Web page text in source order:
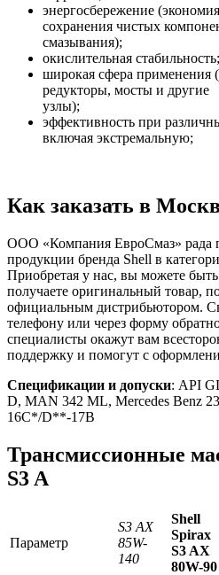
энергосбережение
сохранения чистых
смазывания);
окислительная стабильность;
широкая сфера применения
редукторы, мосты и другие
узлы);
эффективность при
включая экстремальную;
Как заказать в
ООО «Компания ЕвроСмаз» рада
продукции бренда Shell в
Приобретая у нас, вы можете
получаете оригинальный товар,
официальным дистрибьютором.
телефону или через форму
специалисты окажут вам
поддержку и помогут с
Спецификации и допуски: API
D, MAN 342 ML, Mercedes Benz
16C*/D**-17B
Трансмиссионные
S3 A
Параметр
S3 AX
85W-
140
Shell
Spirax
S3 AX
80W-90